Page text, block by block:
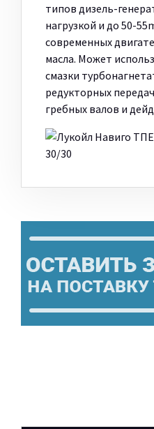
типов дизель-
нагрузкой и до 50-
современных
масла. Может
смазки
редукторных
гребных валов и